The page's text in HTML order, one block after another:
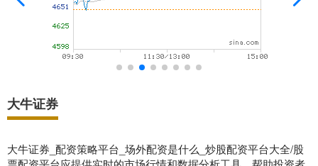
大牛证券
大牛证券_配资策略平台_场外配资是什么_炒股配资平台大全/股